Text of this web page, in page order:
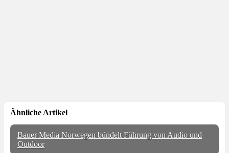
Ähnliche Artikel
Bauer Media Norwegen bündelt Führung von Audio und
Outdoor